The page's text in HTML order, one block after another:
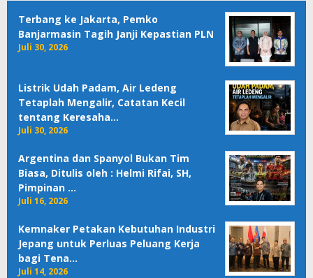
Terbang ke Jakarta, Pemko
Banjarmasin Tagih Janji Kepastian PLN
Juli 30, 2026
Listrik Udah Padam, Air Ledeng
Tetaplah Mengalir, Catatan Kecil
tentang Keresaha…
Juli 30, 2026
Argentina dan Spanyol Bukan Tim
Biasa, Ditulis oleh : Helmi Rifai, SH,
Pimpinan …
Juli 16, 2026
Kemnaker Petakan Kebutuhan Industri
Jepang untuk Perluas Peluang Kerja
bagi Tena…
Juli 14, 2026